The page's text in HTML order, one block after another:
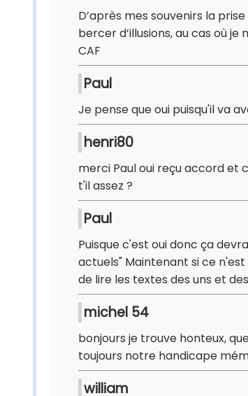
D’après mes souvenirs la
bercer d’illusions, au cas où
CAF
Paul
Je pense que oui puisqu'il va
henri80
merci Paul oui reçu accord et
t'il assez ?
Paul
Puisque c'est oui donc ça
actuels" Maintenant si ce
de lire les textes des uns et
michel 54
bonjours je trouve honteux,
toujours notre handicape
william